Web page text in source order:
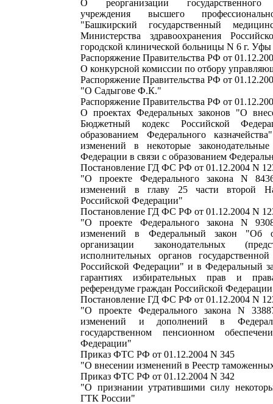
О реорганизации государственного
учреждения высшего
"Башкирский государственный
Министерства здравоохранения
городской клинической больницы N 6 г. Уфы
Распоряжение Правительства РФ от
О конкурсной комиссии по отбору
Распоряжение Правительства РФ от
"О Садыгове Ф.К."
Распоряжение Правительства РФ от
О проектах Федеральных законов "О
Бюджетный кодекс Российской
образованием Федерального
изменений в некоторые
Федерации в связи с образованием
Постановление ГД ФС РФ от 01.12.2004 N
"О проекте Федерального закона N
изменений в главу 25 части второй
Российской Федерации"
Постановление ГД ФС РФ от 01.12.2004 N
"О проекте Федерального закона N
изменений в Федеральный закон "Об
организации законодательных
исполнительных органов
Российской Федерации" и в Федеральный
гарантиях избирательных прав и
референдуме граждан Российской
Постановление ГД ФС РФ от 01.12.2004 N
"О проекте Федерального закона N
изменений и дополнений в
государственном пенсионном
Федерации"
Приказ ФТС РФ от 01.12.2004 N 345
"О внесении изменений в Реестр
Приказ ФТС РФ от 01.12.2004 N 342
"О признании утратившими силу
ГТК России"